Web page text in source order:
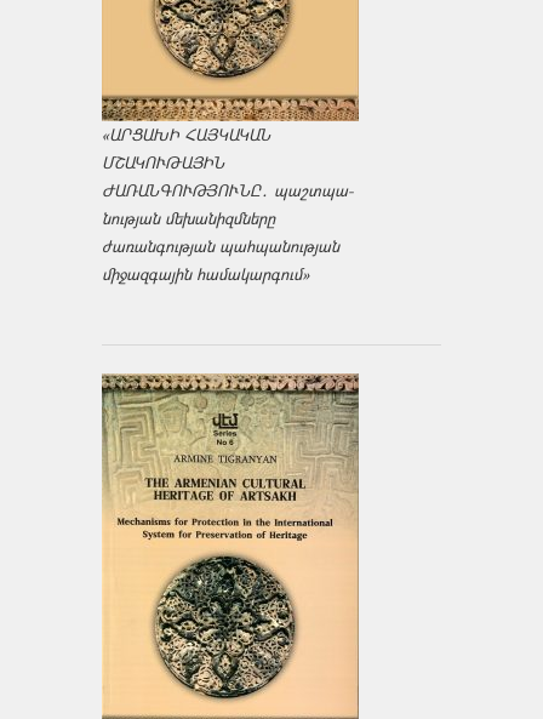
«ԱՐՑԱԽԻ ՀԱՅԿԱԿԱՆ
ՄՇԱԿՈՒԹԱՅԻՆ
ԺԱՌԱՆԳՈՒԹՅՈՒՆԸ․ պաշտպա­
նության մեխանիզմները
ժառանգության պահպանության
միջազ­գային համակարգում»